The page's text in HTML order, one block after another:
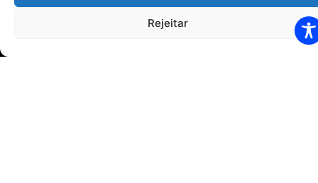
Rejeitar
13h00 às 16h00 – 04 pessoas
20h00 às 21h00 – 02 pessoas